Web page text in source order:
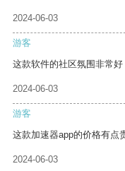
2024-06-03
游客
这款软件的社区氛围非常好
2024-06-03
游客
这款加速器app的价格有点
2024-06-03